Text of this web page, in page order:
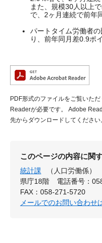
また、規模30人以上
で、2ヶ月連続で前年
パートタイム労働者
り、前年同月差0.9ポ
PDF形式のファイルをご覧いた
Readerが必要です。
Adobe
先からダウンロードしてください
このページの内容に関
統計課
（人口労働係）
県庁18階
電話番号：
FAX：058-271-5720
メールでのお問い合わせ